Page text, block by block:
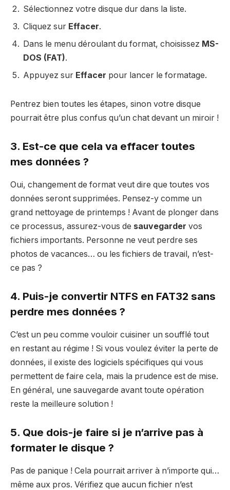
Sélectionnez votre disque dur dans la liste.
Cliquez sur Effacer.
Dans le menu déroulant du format, choisissez MS-
DOS (FAT).
Appuyez sur Effacer pour lancer le formatage.
Pentrez bien toutes les étapes, sinon votre disque
pourrait être plus confus qu’un chat devant un miroir !
3. Est-ce que cela va effacer toutes
mes données ?
Oui, changement de format veut dire que toutes vos
données seront supprimées. Pensez-y comme un
grand nettoyage de printemps ! Avant de plonger dans
ce processus, assurez-vous de sauvegarder vos
fichiers importants. Personne ne veut perdre ses
photos de vacances… ou les fichiers de travail, n’est-
ce pas ?
4. Puis-je convertir NTFS en FAT32 sans
perdre mes données ?
C’est un peu comme vouloir cuisiner un soufflé tout
en restant au régime ! Si vous voulez éviter la perte de
données, il existe des logiciels spécifiques qui vous
permettent de faire cela, mais la prudence est de mise.
En général, une sauvegarde avant toute opération
reste la meilleure solution !
5. Que dois-je faire si je n’arrive pas à
formater le disque ?
Pas de panique ! Cela pourrait arriver à n’importe qui…
même aux pros. Vérifiez que aucun fichier n’est